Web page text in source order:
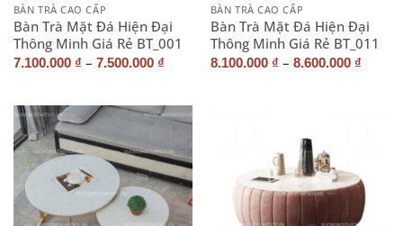
BÀN TRÀ CAO CẤP
Bàn Trà Mặt Đá Hiện Đại
Thông Minh Giá Rẻ BT_001
7.100.000 ₫ – 7.500.000 ₫
BÀN TRÀ CAO CẤP
Bàn Trà Mặt Đá Hiện Đại
Thông Minh Giá Rẻ BT_011
8.100.000 ₫ – 8.600.000 ₫